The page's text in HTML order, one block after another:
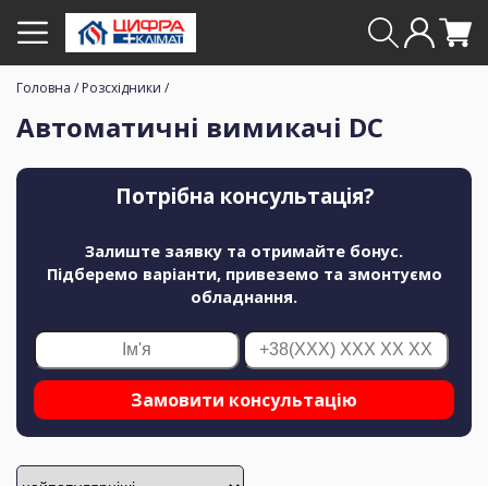
Головна / Розсхідники /
Автоматичні вимикачі DC
Потрібна консультація?
Залиште заявку та отримайте бонус.
Підберемо варіанти, привеземо та змонтуємо
обладнання.
Замовити консультацію